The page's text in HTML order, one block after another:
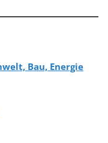
Bau, Ener­gie